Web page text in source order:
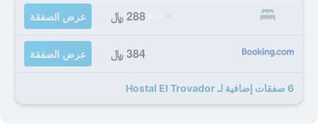
288 ﷼ عرض الصفقة
384 ﷼ عرض الصفقة
6 صفقات إضافية لـ Hostal El Trovador